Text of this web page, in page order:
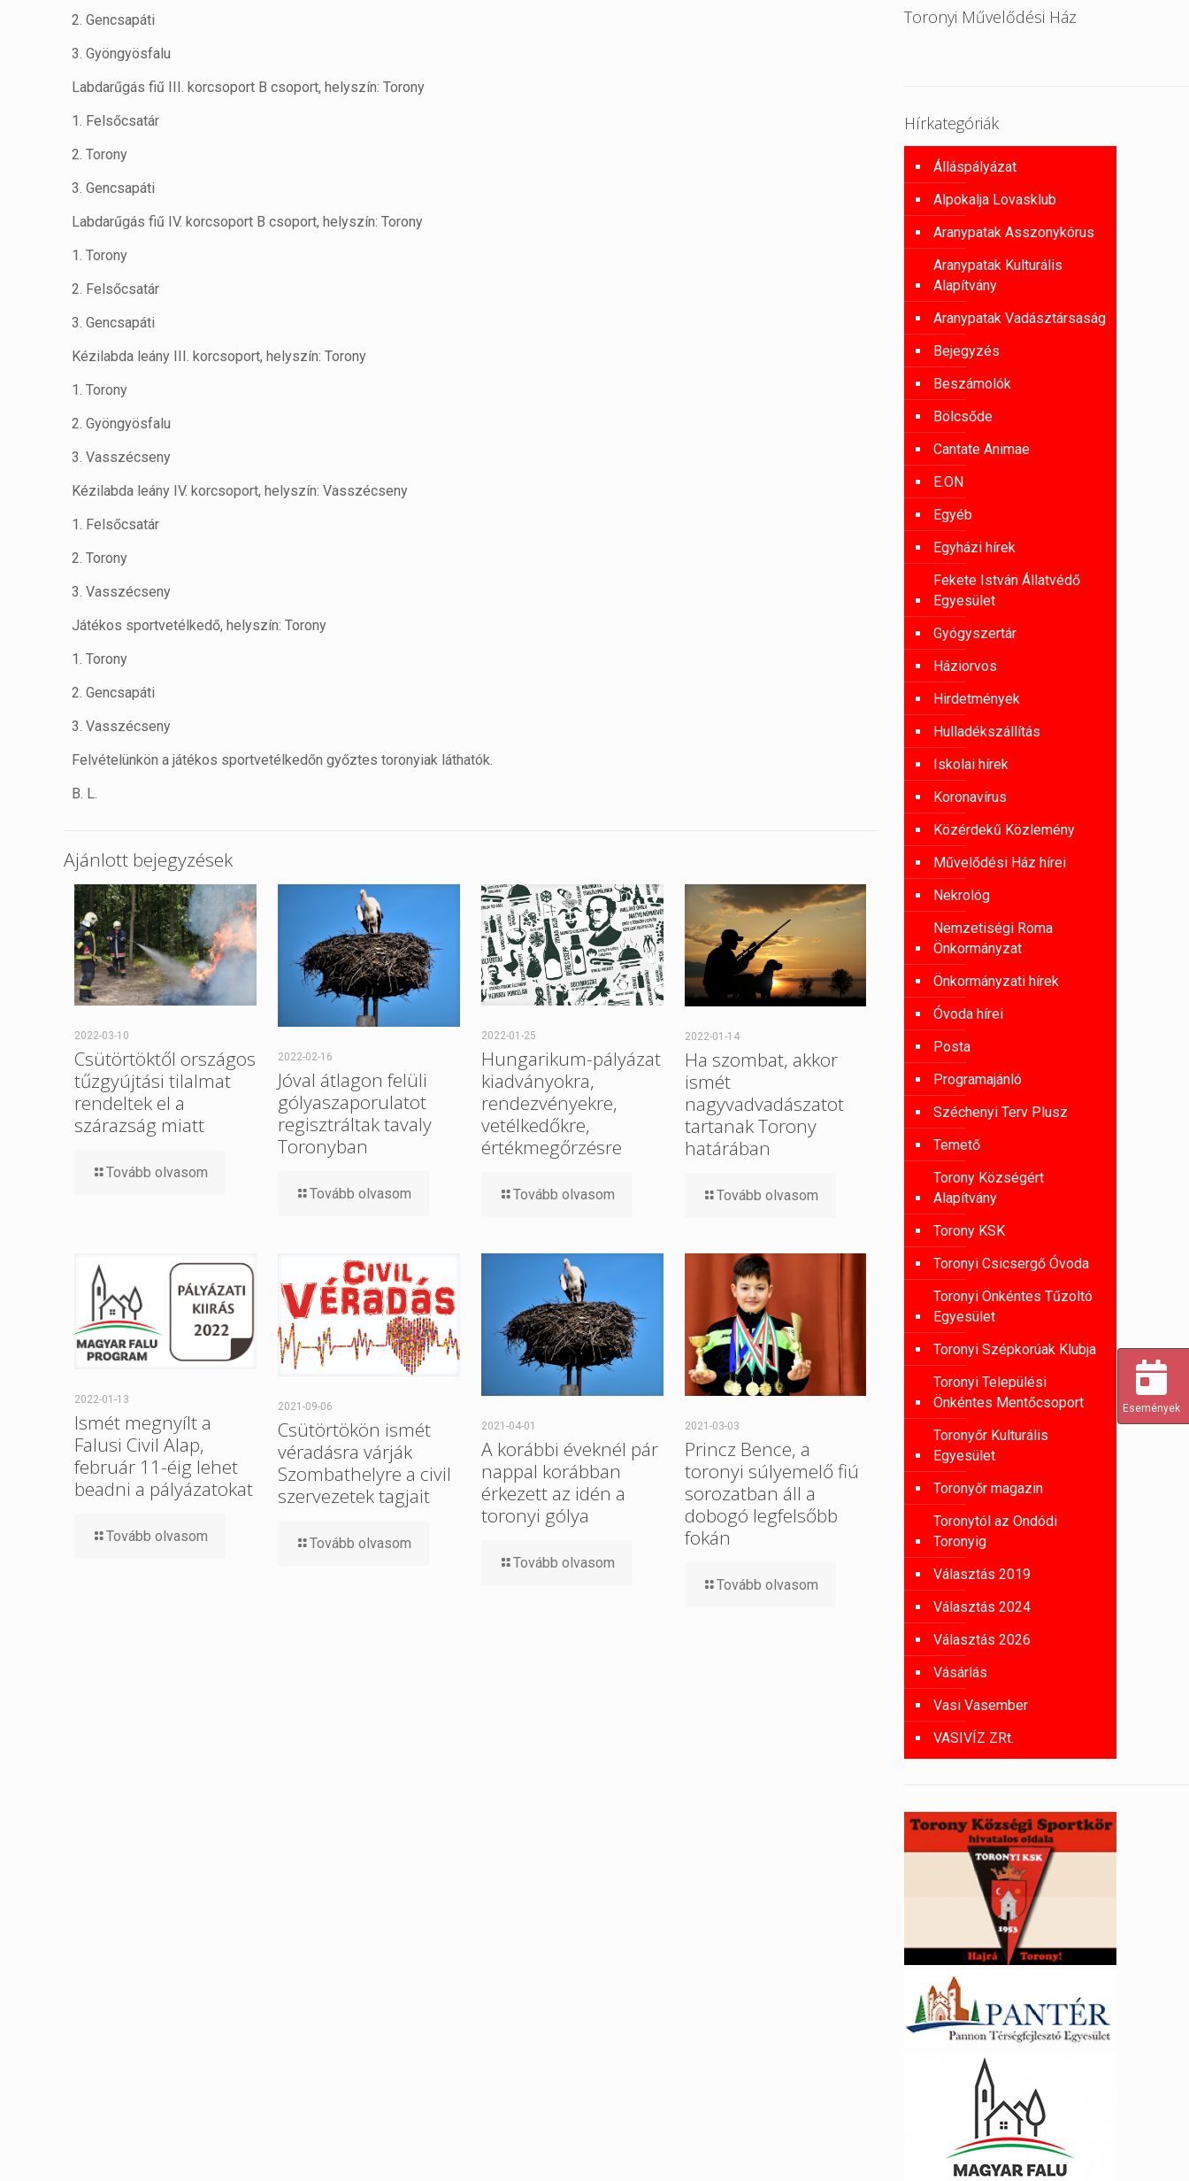
2. Gencsapáti
3. Gyöngyösfalu
Labdarűgás fiű III. korcsoport B csoport, helyszín: Torony
1. Felsőcsatár
2. Torony
3. Gencsapáti
Labdarűgás fiű IV. korcsoport B csoport, helyszín: Torony
1. Torony
2. Felsőcsatár
3. Gencsapáti
Kézilabda leány III. korcsoport, helyszín: Torony
1. Torony
2. Gyöngyösfalu
3. Vasszécseny
Kézilabda leány IV. korcsoport, helyszín: Vasszécseny
1. Felsőcsatár
2. Torony
3. Vasszécseny
Játékos sportvetélkedő, helyszín: Torony
1. Torony
2. Gencsapáti
3. Vasszécseny
Felvételünkön a játékos sportvetélkedőn győztes toronyiak láthatók.
B. L.
Ajánlott bejegyzések
2022-03-10
Csütörtöktől országos
tűzgyújtási tilalmat
rendeltek el a
szárazság miatt
Tovább olvasom
2022-02-16
Jóval átlagon felüli
gólyaszaporulatot
regisztráltak tavaly
Toronyban
Tovább olvasom
2022-01-25
Hungarikum-pályázat
kiadványokra,
rendezvényekre,
vetélkedőkre,
értékmegőrzésre
Tovább olvasom
2022-01-14
Ha szombat, akkor
ismét
nagyvadvadászatot
tartanak Torony
határában
Tovább olvasom
2022-01-13
Ismét megnyílt a
Falusi Civil Alap,
február 11-éig lehet
beadni a pályázatokat
Tovább olvasom
2021-09-06
Csütörtökön ismét
véradásra várják
Szombathelyre a civil
szervezetek tagjait
Tovább olvasom
2021-04-01
A korábbi éveknél pár
nappal korábban
érkezett az idén a
toronyi gólya
Tovább olvasom
2021-03-03
Princz Bence, a
toronyi súlyemelő fiú
sorozatban áll a
dobogó legfelsőbb
fokán
Tovább olvasom
Toronyi Művelődési Ház
Hírkategóriák
Álláspályázat
Alpokalja Lovasklub
Aranypatak Asszonykórus
Aranypatak Kulturális
Alapítvány
Aranypatak Vadásztársaság
Bejegyzés
Beszámolók
Bölcsőde
Cantate Animae
E.ON
Egyéb
Egyházi hírek
Fekete István Állatvédő
Egyesület
Gyógyszertár
Háziorvos
Hirdetmények
Hulladékszállítás
Iskolai hírek
Koronavírus
Közérdekű Közlemény
Művelődési Ház hírei
Nekrológ
Nemzetiségi Roma
Önkormányzat
Önkormányzati hírek
Óvoda hírei
Posta
Programajánló
Széchenyi Terv Plusz
Temető
Torony Községért
Alapítvány
Torony KSK
Toronyi Csicsergő Óvoda
Toronyi Önkéntes Tűzoltó
Egyesület
Toronyi Szépkorúak Klubja
Toronyi Települési
Önkéntes Mentőcsoport
Toronyőr Kulturális
Egyesület
Toronyőr magazin
Toronytól az Ondódi
Toronyig
Választás 2019
Választás 2024
Választás 2026
Vásárlás
Vasi Vasember
VASIVÍZ ZRt.
Események